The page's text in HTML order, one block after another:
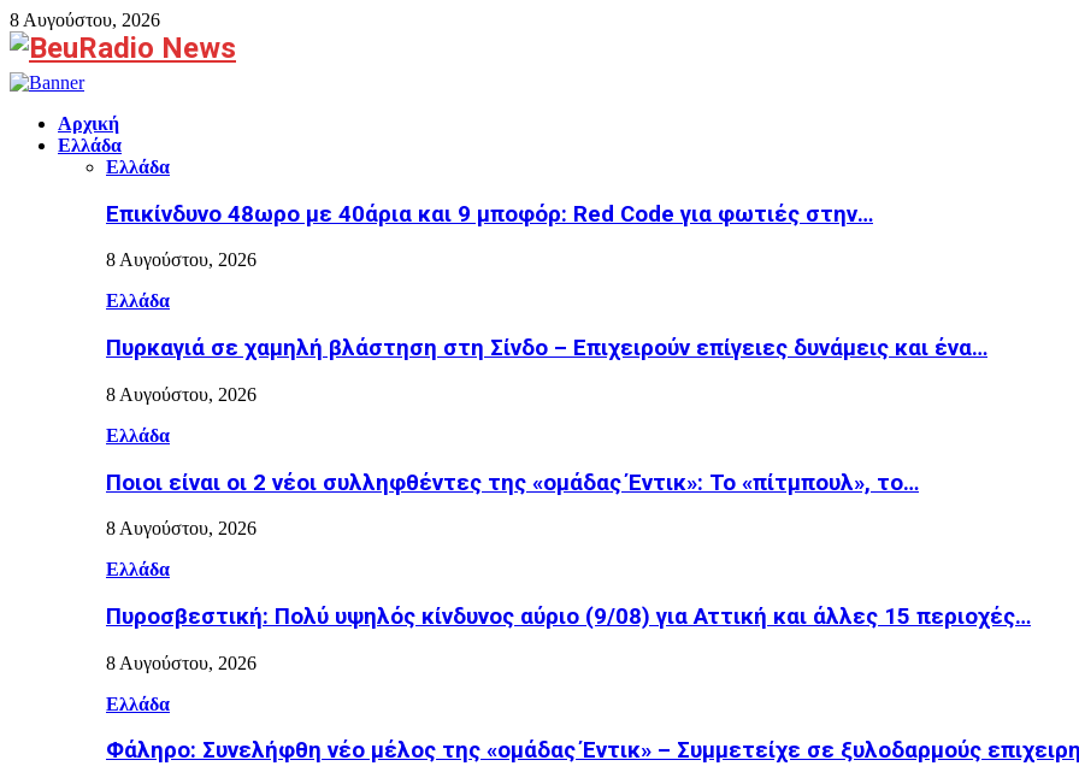
8 Αυγούστου, 2026
Facebook
Αρχική
Ελλάδα
Ελλάδα
Επικίνδυνο 48ωρο με 40άρια και 9 μποφόρ: Red Code για φωτιές στην…
8 Αυγούστου, 2026
Ελλάδα
Πυρκαγιά σε χαμηλή βλάστηση στη Σίνδο – Επιχειρούν επίγειες δυνάμεις και ένα…
8 Αυγούστου, 2026
Ελλάδα
Ποιοι είναι οι 2 νέοι συλληφθέντες της «ομάδας Έντικ»: Το «πίτμπουλ», το…
8 Αυγούστου, 2026
Ελλάδα
Πυροσβεστική: Πολύ υψηλός κίνδυνος αύριο (9/08) για Αττική και άλλες 15 περιοχές…
8 Αυγούστου, 2026
Ελλάδα
Φάληρο: Συνελήφθη νέο μέλος της «ομάδας Έντικ» – Συμμετείχε σε ξυλοδαρμούς